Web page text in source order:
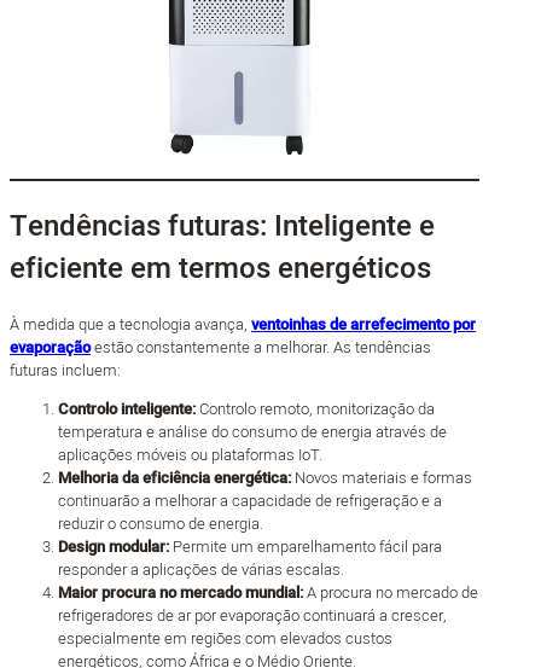
Tendências futuras: Inteligente e
eficiente em termos energéticos
À medida que a tecnologia avança, ventoinhas de arrefecimento por
evaporaçãoestão constantemente a melhorar. As tendências
futuras incluem:
Controlo inteligente:Controlo remoto, monitorização da
temperatura e análise do consumo de energia através de
aplicações móveis ou plataformas IoT.
Melhoria da eficiência energética:Novos materiais e formas
continuarão a melhorar a capacidade de refrigeração e a
reduzir o consumo de energia.
Design modular:Permite um emparelhamento fácil para
responder a aplicações de várias escalas.
Maior procura no mercado mundial:A procura no mercado de
refrigeradores de ar por evaporação continuará a crescer,
especialmente em regiões com elevados custos
energéticos, como África e o Médio Oriente.